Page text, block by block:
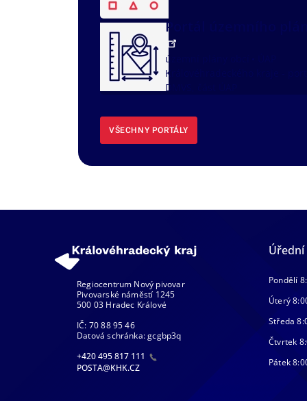
Portál územního
územní plány obcí
Královéhradeckého kraje -
DMVS, část ÚAP
VŠECHNY PORTÁLY
Regiocentrum Nový pivovar
Pivovarské náměstí 1245
500 03 Hradec Králové
IČ: 70 88 95 46
Datová schránka: gcgbp3q
+420 495 817 111
POSTA@KHK.CZ
Pondělí
Úterý
Středa
Čtvrtek
Pátek